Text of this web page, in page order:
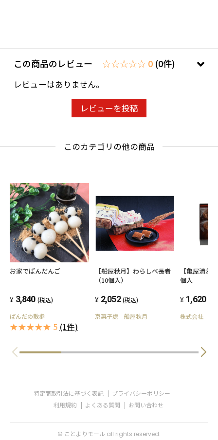
この商品のレビュー ☆☆☆☆☆ 0 (0件)
レビューはありません。
レビューを投稿
このカテゴリの他の商品
お家でぱんだんご
3,840 (税込)
ぱんだの散歩
★★★★★ 5 (1件)
【船屋秋月】わらしべ長者
（10個入）
2,052 (税込)
京菓子處 船屋秋月
【亀屋清
個入
1,620 (税
株式会社 亀
特定商取引法に基づく表記
プライバシーポリシー
利用規約
よくある質問 お問い合わせ
© ことよりモール all rights reserved.